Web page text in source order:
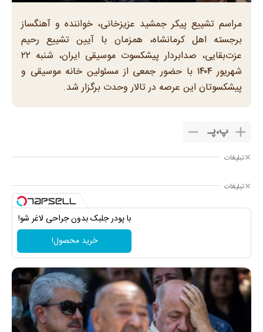
مراسم تشییع پیکر جمشید عزیزخانی، خواننده و آهنگساز
برجسته اهل کرمانشاه، همزمان با آیین تشییع رحیم
عزت‌بقایی، صدابردار پیشکسوت موسیقی ایران، شنبه ۲۲
شهریور ۱۴۰۴ با حضور جمعی از مسئولین خانه موسیقی و
پیشکسوتان این عرصه در تالار وحدت برگزار شد.
پ،پـ
تبلیغات
تبلیغات
با پودر جلبک بدون جراحی لاغر شو!
خرید محصول!